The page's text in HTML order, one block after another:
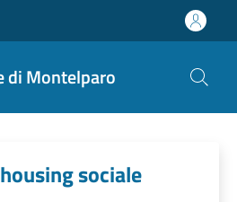
di Montelparo
sociale